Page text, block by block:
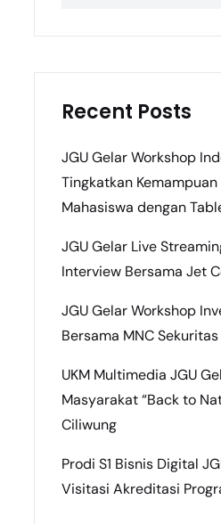
Recent Posts
JGU Gelar Workshop
Tingkatkan
Mahasiswa dengan
JGU Gelar Live
Interview Bersama Jet
JGU Gelar Workshop
Bersama MNC Sekuritas
UKM Multimedia JGU
Masyarakat “Back to
Ciliwung
Prodi S1 Bisnis Digital
Visitasi Akreditasi